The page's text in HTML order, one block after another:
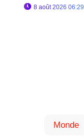
8 août 2026 06:29
Monde